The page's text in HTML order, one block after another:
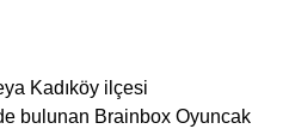
Kadıköy ilçesi
bulunan Brainbox Oyuncak